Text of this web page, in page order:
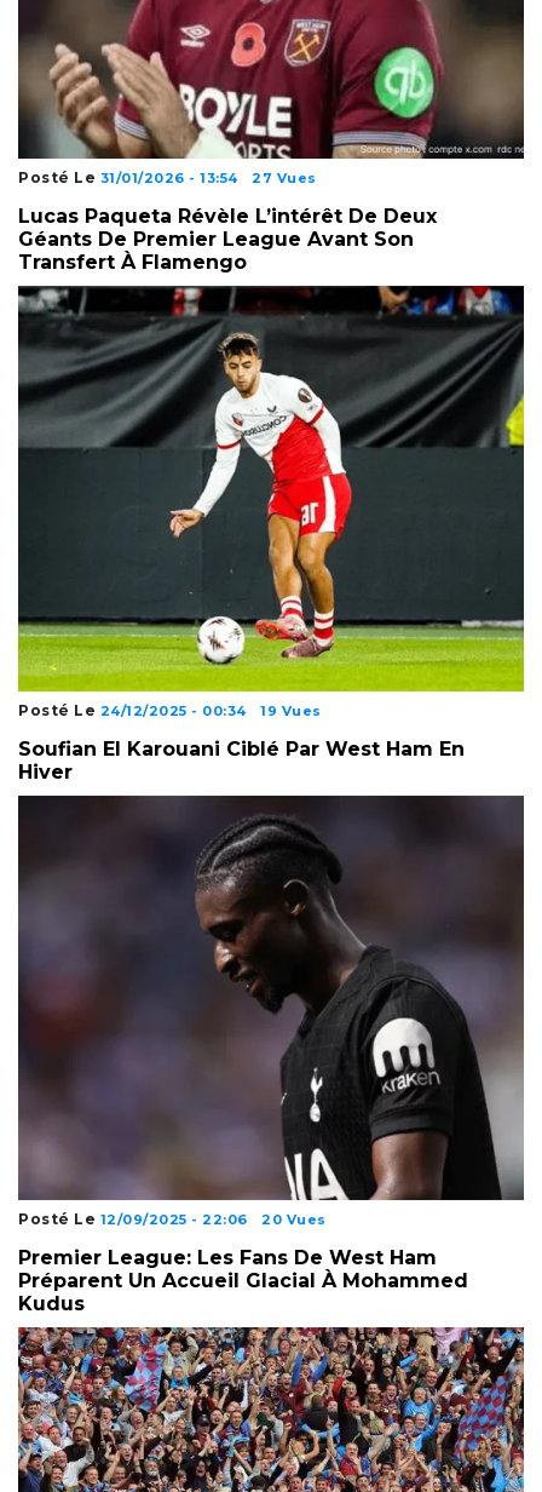
Posté Le 31/01/2026 - 13:54 27 Vues
Lucas Paqueta Révèle L’intérêt De Deux
Géants De Premier League Avant Son
Transfert À Flamengo
Posté Le 24/12/2025 - 00:34 19 Vues
Soufian El Karouani Ciblé Par West Ham En
Hiver
Posté Le 12/09/2025 - 22:06 20 Vues
Premier League: Les Fans De West Ham
Préparent Un Accueil Glacial À Mohammed
Kudus